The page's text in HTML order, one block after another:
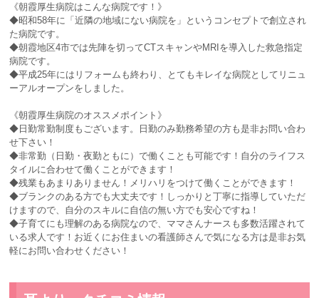
《朝霞厚生病院はこんな病院です！》
◆昭和58年に「近隣の地域にない病院を」というコンセプトで創立され
た病院です。
◆朝霞地区4市では先陣を切ってCTスキャンやMRIを導入した救急指定
病院です。
◆平成25年にはリフォームも終わり、とてもキレイな病院としてリニュ
ーアルオープンをしました。
《朝霞厚生病院のオススメポイント》
◆日勤常勤制度もございます。日勤のみ勤務希望の方も是非お問い合わ
せ下さい！
◆非常勤（日勤・夜勤ともに）で働くことも可能です！自分のライフス
タイルに合わせて働くことができます！
◆残業もあまりありません！メリハリをつけて働くことができます！
◆ブランクのある方でも大丈夫です！しっかりと丁寧に指導していただ
けますので、自分のスキルに自信の無い方でも安心ですね！
◆子育てにも理解のある病院なので、ママさんナースも多数活躍されて
いる求人です！お近くにお住まいの看護師さんで気になる方は是非お気
軽にお問い合わせください！